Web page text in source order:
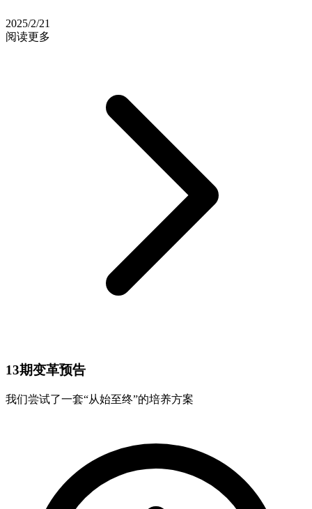
2025/2/21
阅读更多
13期变革预告
我们尝试了一套“从始至终”的培养方案